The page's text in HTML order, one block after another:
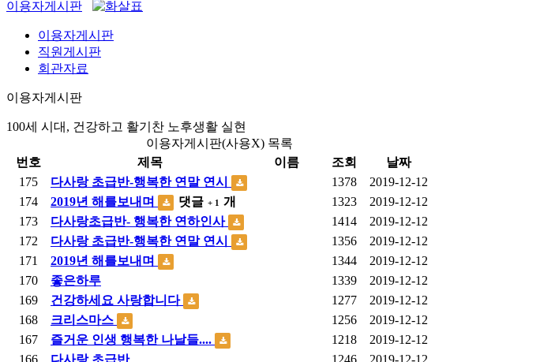
이용자게시판
이용자게시판
직원게시판
회관자료
이용자게시판
100세 시대, 건강하고 활기찬 노후생활 실현
이용자게시판(사용X) 목록
번호
제목 이름 조회
날짜
175
다사랑 초급반-행복한 연말 연시 1378
2019-12-12
174
2019년 해를보내며 댓글 + 1 개 1323
2019-12-12
173
다사랑초급반- 행복한 연하인사 1414
2019-12-12
172
다사랑 초급반-행복한 연말 연시 1356
2019-12-12
171
2019년 해를보내며 1344
2019-12-12
170
좋은하루 1339
2019-12-12
169
건강하세요 사랑합니다 1277
2019-12-12
168
크리스마스 1256
2019-12-12
167
즐거운 인생 행복한 나날들.... 1218
2019-12-12
166
다사랑 초급반 1246
2019-12-12